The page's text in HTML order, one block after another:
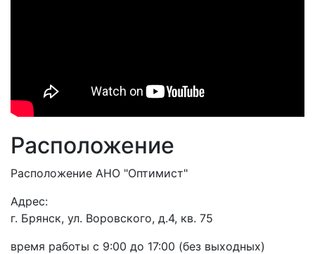
Расположение
Расположение АНО "Оптимист"
Адрес:
г. Брянск, ул. Воровского, д.4, кв. 75
время работы с 9:00 до 17:00 (без выходных)